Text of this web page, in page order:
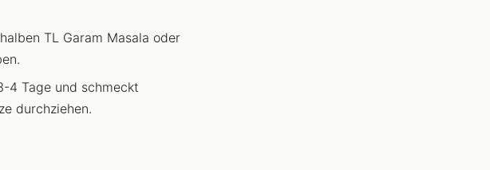
TL Garam Masala oder
4 Tage und schmeckt
durchziehen.